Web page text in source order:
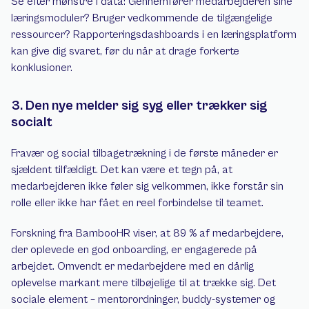
læringsmoduler? Bruger vedkommende de tilgængelige
ressourcer? Rapporteringsdashboards i en læringsplatform
kan give dig svaret, før du når at drage forkerte
konklusioner.
3. Den nye melder sig syg eller trækker sig
socialt
Fravær og social tilbagetrækning i de første måneder er
sjældent tilfældigt. Det kan være et tegn på, at
medarbejderen ikke føler sig velkommen, ikke forstår sin
rolle eller ikke har fået en reel forbindelse til teamet.
Forskning fra BambooHR viser, at 89 % af medarbejdere,
der oplevede en god onboarding, er engagerede på
arbejdet. Omvendt er medarbejdere med en dårlig
oplevelse markant mere tilbøjelige til at trække sig. Det
sociale element – mentorordninger, buddy-systemer og